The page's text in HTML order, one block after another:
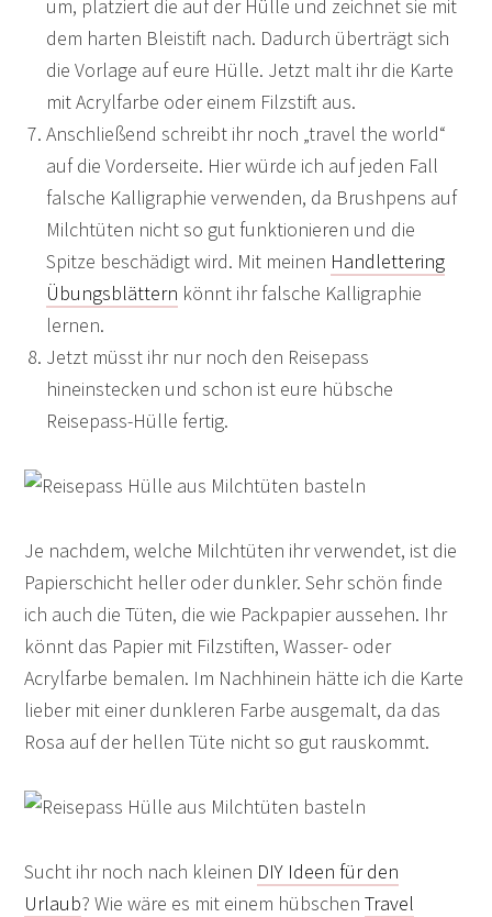
um, platziert die auf der Hülle und zeichnet sie mit
dem harten Bleistift nach. Dadurch überträgt sich
die Vorlage auf eure Hülle. Jetzt malt ihr die Karte
mit Acrylfarbe oder einem Filzstift aus.
Anschließend schreibt ihr noch „travel the world“
auf die Vorderseite. Hier würde ich auf jeden Fall
falsche Kalligraphie verwenden, da Brushpens auf
Milchtüten nicht so gut funktionieren und die
Spitze beschädigt wird. Mit meinen Handlettering
Übungsblättern könnt ihr falsche Kalligraphie
lernen.
Jetzt müsst ihr nur noch den Reisepass
hineinstecken und schon ist eure hübsche
Reisepass-Hülle fertig.
Je nachdem, welche Milchtüten ihr verwendet, ist die
Papierschicht heller oder dunkler. Sehr schön finde
ich auch die Tüten, die wie Packpapier aussehen. Ihr
könnt das Papier mit Filzstiften, Wasser- oder
Acrylfarbe bemalen. Im Nachhinein hätte ich die Karte
lieber mit einer dunkleren Farbe ausgemalt, da das
Rosa auf der hellen Tüte nicht so gut rauskommt.
Sucht ihr noch nach kleinen DIY Ideen für den
Urlaub? Wie wäre es mit einem hübschenTravel